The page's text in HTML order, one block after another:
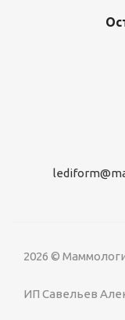
2026 ©
ИП Савельев